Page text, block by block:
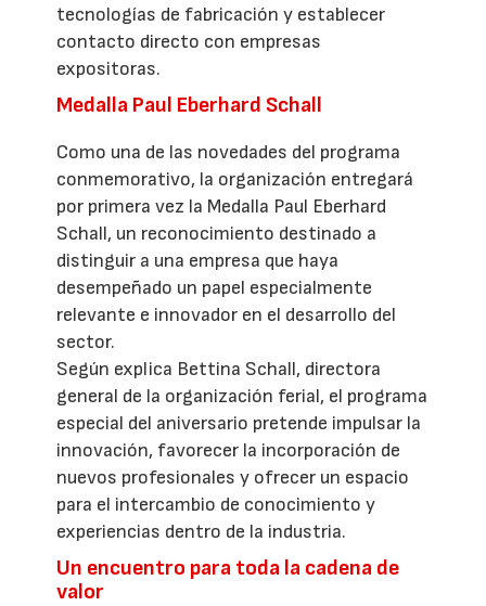
tecnologías de fabricación y establecer
contacto directo con empresas
expositoras.
Medalla Paul Eberhard Schall
Como una de las novedades del programa
conmemorativo, la organización entregará
por primera vez la Medalla Paul Eberhard
Schall, un reconocimiento destinado a
distinguir a una empresa que haya
desempeñado un papel especialmente
relevante e innovador en el desarrollo del
sector.
Según explica Bettina Schall, directora
general de la organización ferial, el programa
especial del aniversario pretende impulsar la
innovación, favorecer la incorporación de
nuevos profesionales y ofrecer un espacio
para el intercambio de conocimiento y
experiencias dentro de la industria.
Un encuentro para toda la cadena de
valor